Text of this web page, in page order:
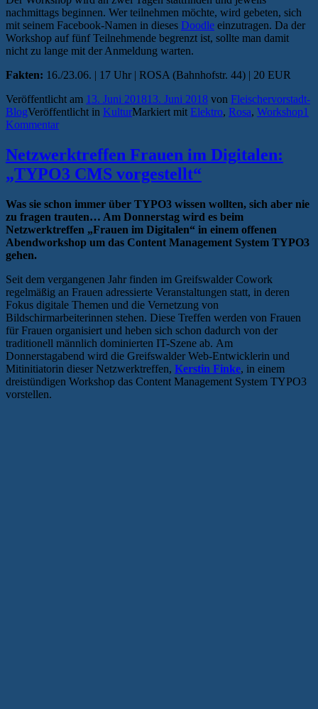
nachmittags beginnen. Wer teilnehmen möchte, wird gebeten, sich
mit seinem Facebook-Namen in dieses Doodle einzutragen. Da der
Workshop auf fünf Teilnehmende begrenzt ist, sollte man damit
nicht zu lange mit der Anmeldung warten.
Fakten: 16./23.06. | 17 Uhr | ROSA (Bahnhofstr. 44) | 20 EUR
Veröffentlicht am 13. Juni 201813. Juni 2018 von Fleischervorstadt-
BlogVeröffentlicht in KulturMarkiert mit Elektro, Rosa, Workshop1
Kommentar
Netzwerktreffen Frauen im Digitalen:
„TYPO3 CMS vorgestellt“
Was sie schon immer über TYPO3 wissen wollten, sich aber nie
zu fragen trauten… Am Donnerstag wird es beim
Netzwerktreffen „Frauen im Digitalen“ in einem offenen
Abendworkshop um das Content Management System TYPO3
gehen.
Seit dem vergangenen Jahr finden im Greifswalder Cowork
regelmäßig an Frauen adressierte Veranstaltungen statt, in deren
Fokus digitale Themen und die Vernetzung von
Bildschirmarbeiterinnen stehen. Diese Treffen werden von Frauen
für Frauen organisiert und heben sich schon dadurch von der
traditionell männlich dominierten IT-Szene ab. Am
Donnerstagabend wird die Greifswalder Web-Entwicklerin und
Mitinitiatorin dieser Netzwerktreffen, Kerstin Finke, in einem
dreistündigen Workshop das Content Management System TYPO3
vorstellen.